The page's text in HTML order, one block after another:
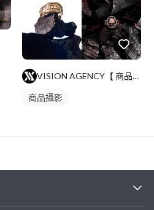
VISION AGENCY【 商品攝影 】
商品攝影